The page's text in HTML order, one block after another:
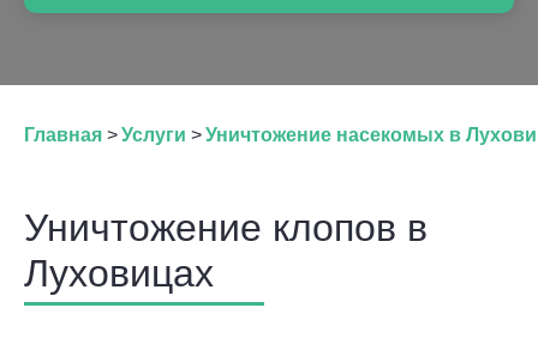
Главная >Услуги >Уничтожение насекомых в
Уничтожение клопов в
Луховицах